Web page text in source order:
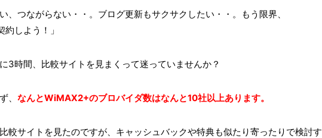
い、つながらない・・。ブログ更新もサクサクしたい・・。もう限界、
しよう！」
3時間、比較サイトを見まくって迷っていませんか？
、 なんとWiMAX2+のブロバイダ数はなんと10社以上あります。
較サイトを見たのですが、キャッシュバックや特典も似たり寄ったりで検討す